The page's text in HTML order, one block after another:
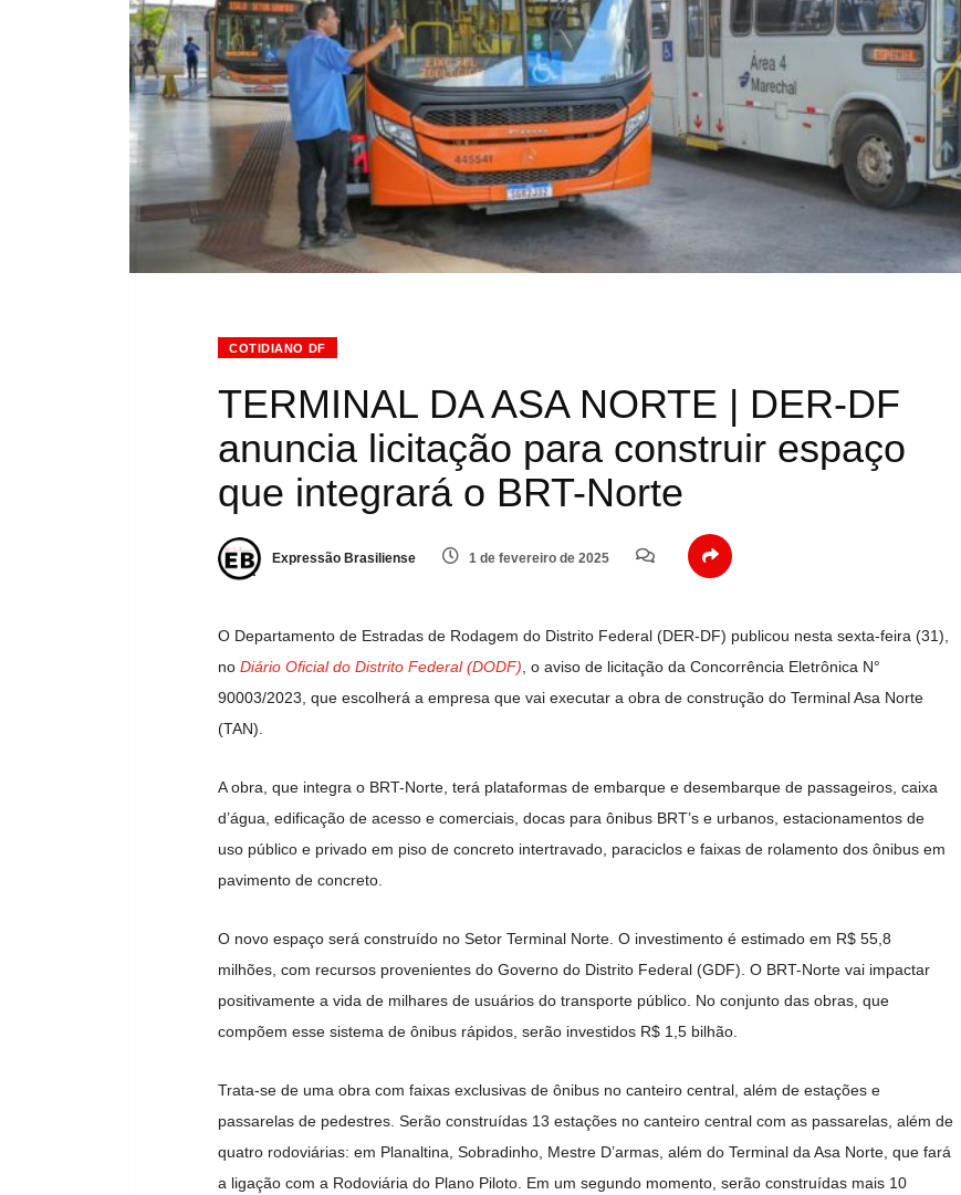
COTIDIANO DF
TERMINAL DA ASA NORTE | DER-DF
anuncia licitação para construir espaço
que integrará o BRT-Norte
Expressão Brasiliense 1 de fevereiro de 2025
O Departamento de Estradas de Rodagem do Distrito Federal (DER-DF) publicou nesta sexta-feira (31),
no Diário Oficial do Distrito Federal (DODF) , o aviso de licitação da Concorrência Eletrônica N°
90003/2023, que escolherá a empresa que vai executar a obra de construção do Terminal Asa Norte
(TAN).
A obra, que integra o BRT-Norte, terá plataformas de embarque e desembarque de passageiros, caixa
d’água, edificação de acesso e comerciais, docas para ônibus BRT’s e urbanos, estacionamentos de
uso público e privado em piso de concreto intertravado, paraciclos e faixas de rolamento dos ônibus em
pavimento de concreto.
O novo espaço será construído no Setor Terminal Norte. O investimento é estimado em R$ 55,8
milhões, com recursos provenientes do Governo do Distrito Federal (GDF). O BRT-Norte vai impactar
positivamente a vida de milhares de usuários do transporte público. No conjunto das obras, que
compõem esse sistema de ônibus rápidos, serão investidos R$ 1,5 bilhão.
Trata-se de uma obra com faixas exclusivas de ônibus no canteiro central, além de estações e
passarelas de pedestres. Serão construídas 13 estações no canteiro central com as passarelas, além de
quatro rodoviárias: em Planaltina, Sobradinho, Mestre D’armas, além do Terminal da Asa Norte, que fará
a ligação com a Rodoviária do Plano Piloto. Em um segundo momento, serão construídas mais 10